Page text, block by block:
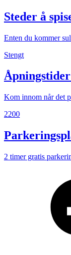
Finn frem
Steder å
Enten du kommer
Stengt
Åpningstider
Kom innom når det
2200
2 timer gratis